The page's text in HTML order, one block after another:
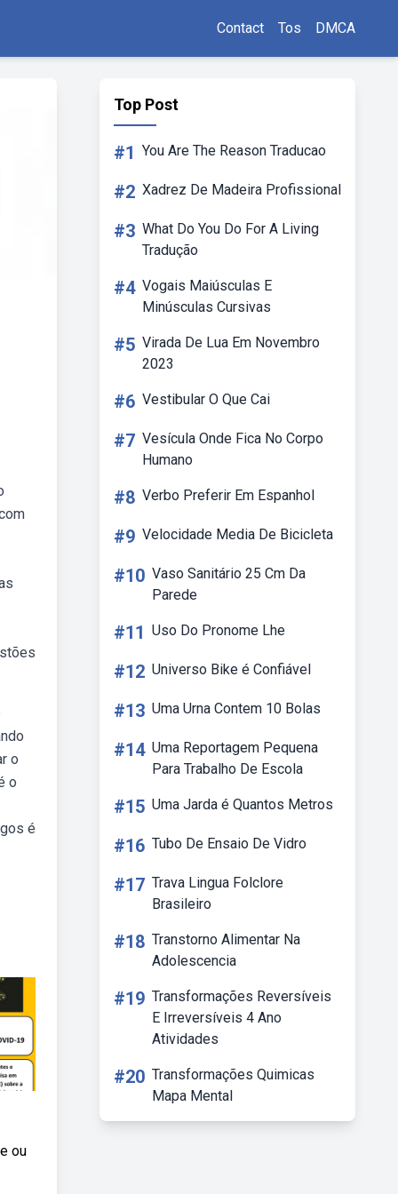
Contact Tos DMCA
o
o
é
ou
Top Post
#1 You Are The Reason Traducao
#2 Xadrez De Madeira Profissional
#3 What Do You Do For A Living
Tradução
#4 Vogais Maiúsculas E
Minúsculas Cursivas
#5 Virada De Lua Em Novembro
2023
#6 Vestibular O Que Cai
#7 Vesícula Onde Fica No Corpo
Humano
#8 Verbo Preferir Em Espanhol
#9 Velocidade Media De Bicicleta
#10 Vaso Sanitário 25 Cm Da
Parede
#11 Uso Do Pronome Lhe
#12 Universo Bike é Confiável
#13 Uma Urna Contem 10 Bolas
#14 Uma Reportagem Pequena
Para Trabalho De Escola
#15 Uma Jarda é Quantos Metros
#16 Tubo De Ensaio De Vidro
#17 Trava Lingua Folclore
Brasileiro
#18 Transtorno Alimentar Na
Adolescencia
#19 Transformações Reversíveis
E Irreversíveis 4 Ano
Atividades
#20 Transformações Quimicas
Mapa Mental